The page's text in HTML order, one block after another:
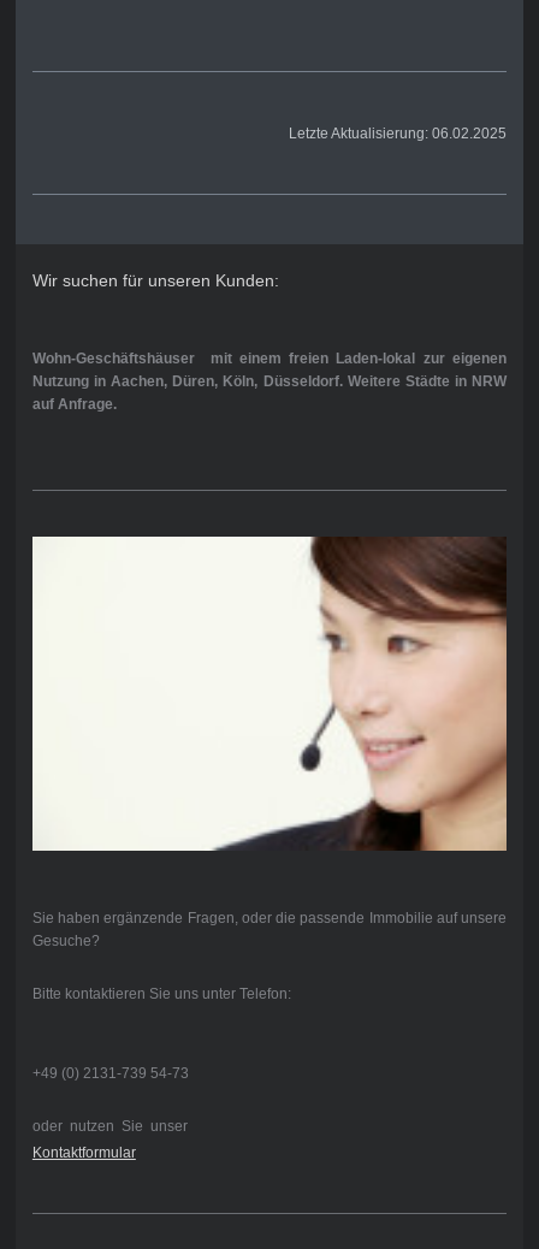
Letzte Aktualisierung: 06.02.2025
Wir suchen für unseren Kunden:
Wohn-Geschäftshäuser mit einem freien Laden-lokal zur eigenen
Nutzung in Aachen, Düren, Köln, Düsseldorf. Weitere Städte in NRW
auf Anfrage.
Sie haben ergänzende Fragen, oder die passende Immobilie auf unsere
Gesuche?
Bitte kontaktieren Sie uns unter Telefon:
+49 (0) 2131-739 54-73
oder nutzen Sie unser
Kontaktformular